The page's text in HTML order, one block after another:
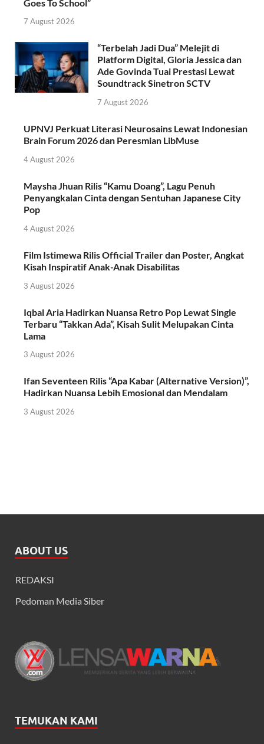
Goes To School”
7 August 2026
“Terbelah Jadi Dua” Melejit di
Platform Digital, Gloria Jessica dan
Ade Govinda Tuai Prestasi Lewat
Soundtrack Sinetron SCTV
7 August 2026
UPNVJ Perkuat Literasi Neurosains Lewat Indonesian
Brain Forum 2026 dan Peresmian LibMuse
4 August 2026
Maysha Jhuan Rilis “Kamu Doang”, Lagu Penuh
Penyangkalan Cinta dengan Sentuhan Japanese City
Pop
4 August 2026
Film Istimewa Rilis Official Trailer dan Poster, Angkat
Kisah Inspiratif Anak-Anak Disabilitas
3 August 2026
Iqbal Aria Hadirkan Nuansa Retro Pop Lewat Single
Terbaru “Takkan Ada”, Kisah Sulit Melupakan Cinta
Lama
3 August 2026
Ifan Seventeen Rilis “Apa Kabar (Alternative Version)”,
Hadirkan Nuansa Lebih Emosional dan Mendalam
3 August 2026
ABOUT US
REDAKSI
Pedoman Media Siber
TEMUKAN KAMI